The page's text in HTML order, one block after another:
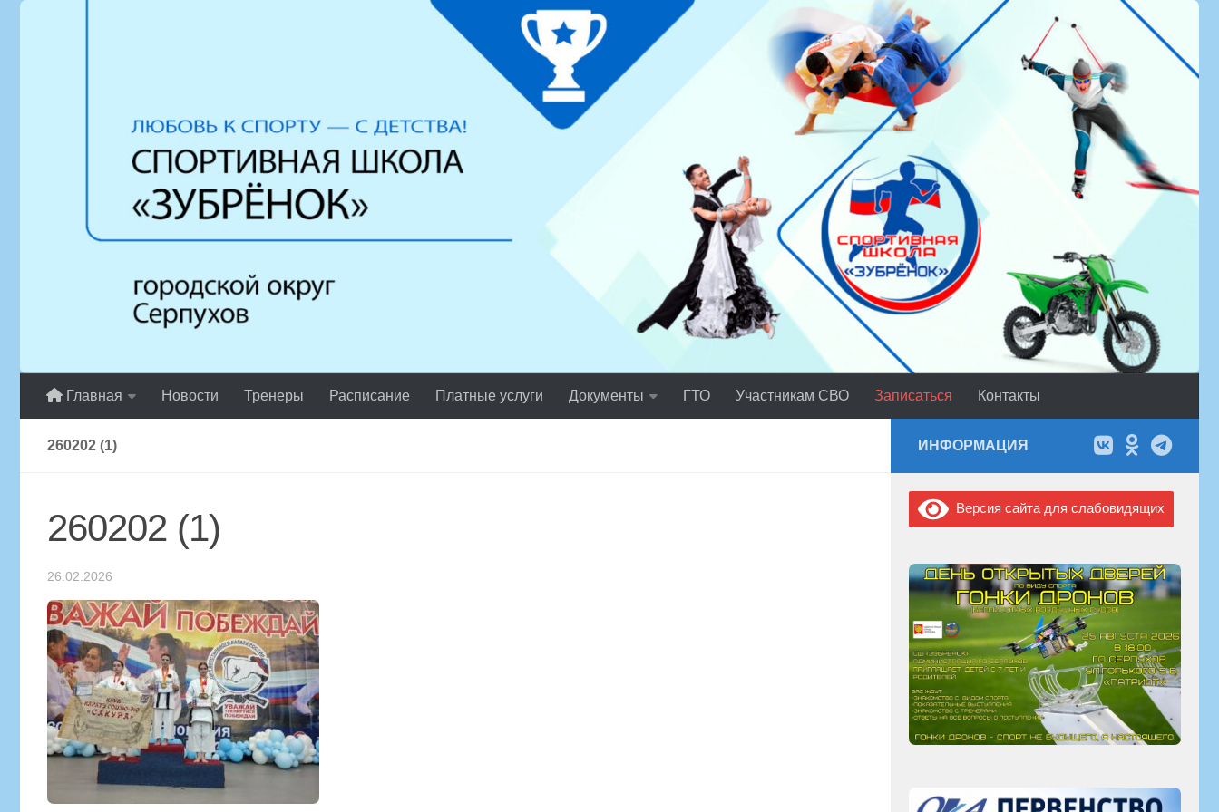
Главная Новости Тренеры Расписание Платные услуги Документы ГТО Участникам СВО Записаться Контакты
260202 (1)
260202 (1)
26.02.2026
ИНФОРМАЦИЯ
Версия сайта для слабовидящих